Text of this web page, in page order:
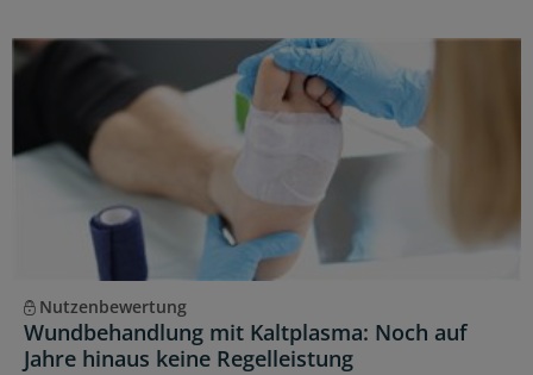
Nutzenbewertung
Wundbehandlung mit Kaltplasma: Noch auf
Jahre hinaus keine Regelleistung